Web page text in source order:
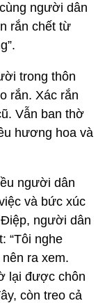
người dân
rắn chết từ
trong thôn
rắn. Xác rắn
Vẫn ban thờ
hương hoa và
người dân
và bức xúc
người dân
“Tôi nghe
ra xem.
lại được chôn
còn treo cả